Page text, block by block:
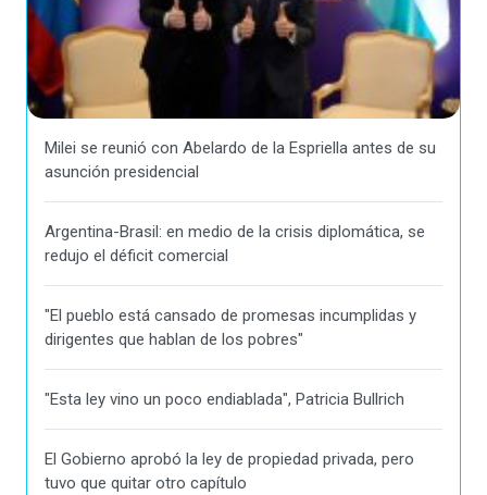
Milei se reunió con Abelardo de la Espriella antes de su
asunción presidencial
Argentina-Brasil: en medio de la crisis diplomática, se
redujo el déficit comercial
"El pueblo está cansado de promesas incumplidas y
dirigentes que hablan de los pobres"
"Esta ley vino un poco endiablada", Patricia Bullrich
El Gobierno aprobó la ley de propiedad privada, pero
tuvo que quitar otro capítulo